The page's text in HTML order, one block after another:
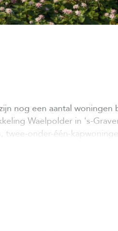
nog een aantal woningen
Waelpolder in 's-
onder-één-